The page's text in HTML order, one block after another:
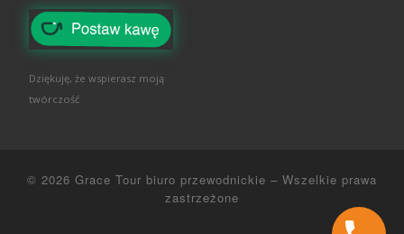
Dziękuję, że wspierasz moją
twórczość
© 2026 Grace Tour biuro przewodnickie – Wszelkie prawa
zastrzeżone